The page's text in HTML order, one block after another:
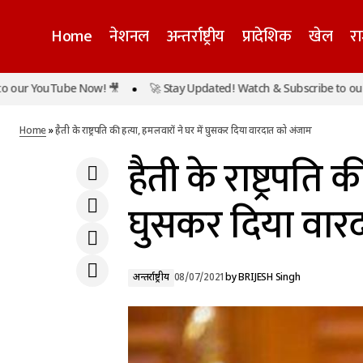
Home नेशनल अन्तर्राष्ट्रीय प्रादेशिक खेल
नहीं रहे कांग्रेस के दिग्गज नेता वीरभद्र सिंह, 87 साल
Now! 🎥 🚀 Stay Updated! Watch & Subscribe to our
Home»हैती के राष्ट्रपति की हत्या, हमलवारों ने घर में घुसकर दिया वारदात को अंजाम
हैती के राष्ट्रपति
घुसकर दिया
अन्तर्राष्ट्रीय 08/07/2021byBRIJESH Singh